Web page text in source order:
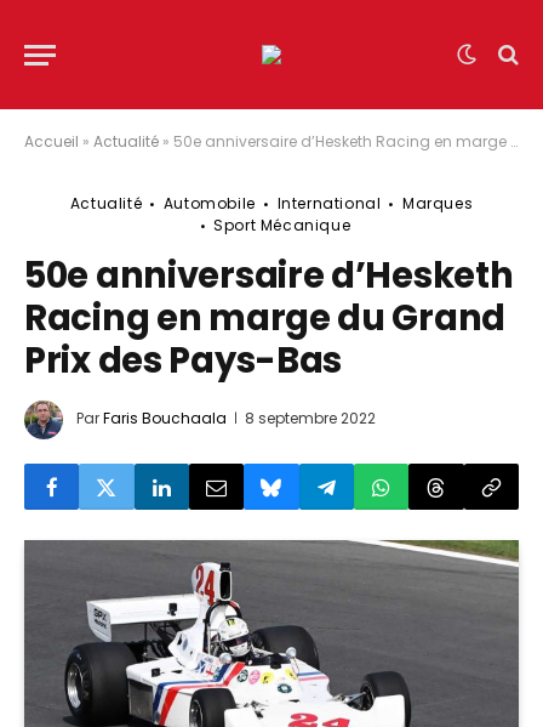
Accueil » Actualité » 50e anniversaire d’Hesketh Racing en marge du Grand Prix des Pays-Bas
Actualité Automobile International
Marques
Sport Mécanique
50e anniversaire d’Hesketh
Racing en marge du Grand
Prix des Pays-Bas
ParFaris Bouchaala 8 septembre 2022